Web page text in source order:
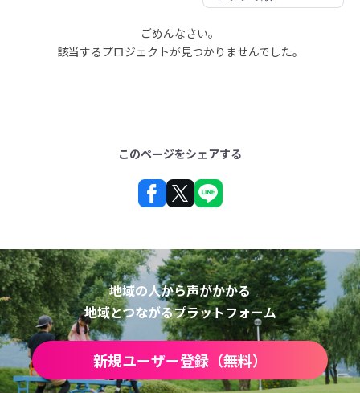
ごめんなさい。
該当するプロジェクトが見つかりませんでした。
このページをシェアする
地域の人から声がかかる
地域とつながるプラットフォーム
新規ユーザー登録（無料）